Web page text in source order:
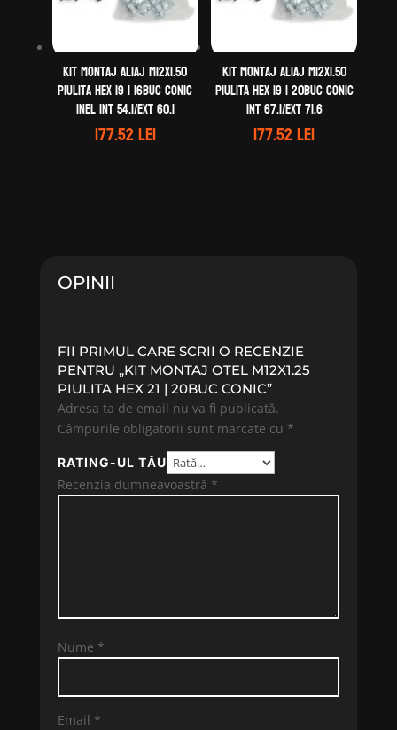
Kit montaj aliaj M12X1.50
Piulita Hex 19 | 16buc Conic
Inel Int 54.1/Ext 60.1
177.52lei
Kit montaj aliaj M12X1.50
Piulita Hex 19 | 20buc Conic
Int 67.1/Ext 71.6
177.52lei
OPINII
FII PRIMUL CARE SCRII O RECENZIE
PENTRU „KIT MONTAJ OTEL M12X1.25
PIULITA HEX 21 | 20BUC CONIC”
Adresa ta de email nu va fi publicată.
Câmpurile obligatorii sunt marcate cu *
RATING-UL TĂU
Recenzia dumneavoastră *
Nume *
Email *